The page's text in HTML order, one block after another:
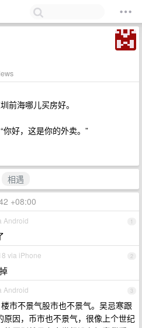
前海哪儿买房好。
好，这是你的外卖。”
相遇
+08:00
1
Android
2
via iPhone
3
Android
市不景气股市也不景气。吴忌寒跟
因，币市也不景气，很像上个世纪